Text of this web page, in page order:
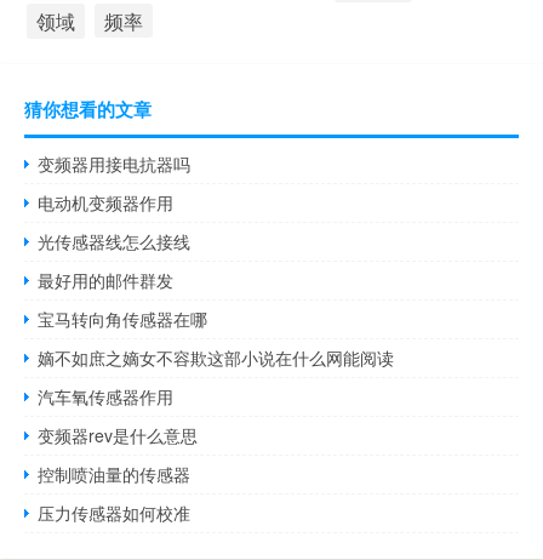
领域 频率
猜你想看的文章
变频器用接电抗器吗
电动机变频器作用
光传感器线怎么接线
最好用的邮件群发
宝马转向角传感器在哪
嫡不如庶之嫡女不容欺这部小说在什么网能阅读
汽车氧传感器作用
变频器rev是什么意思
控制喷油量的传感器
压力传感器如何校准